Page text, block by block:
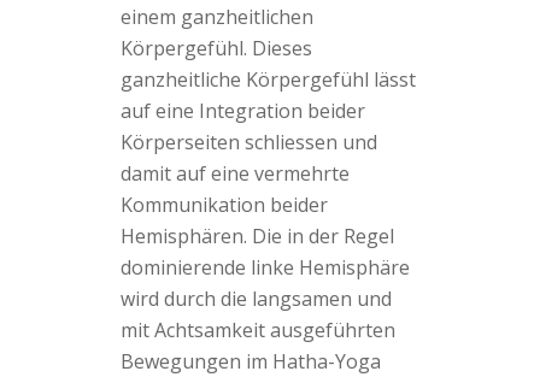
einem ganzheitlichen
Körpergefühl. Dieses
ganzheitliche Körpergefühl lässt
auf eine Integration beider
Körperseiten schliessen und
damit auf eine vermehrte
Kommunikation beider
Hemisphären. Die in der Regel
dominierende linke Hemisphäre
wird durch die langsamen und
mit Achtsamkeit ausgeführten
Bewegungen im Hatha-Yoga